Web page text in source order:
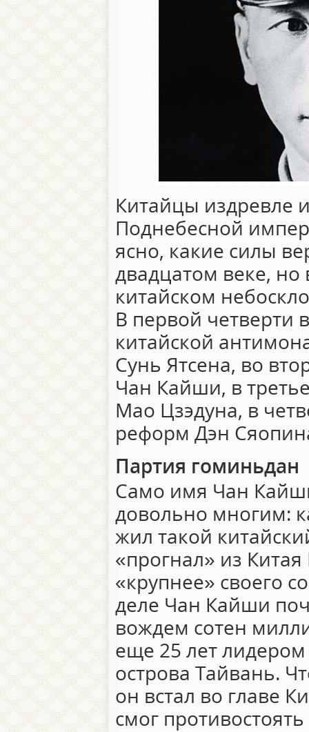
Китайцы издревле
Поднебесной
ясно, какие силы
двадцатом веке,
китайском
В первой четверти
китайской
Сунь Ятсена, во
Чан Кайши, в
Мао Цзэдуна, в
реформ Дэн
Партия гоминьдан
Само имя Чан
довольно многим:
жил такой
«прогнал» из
«крупнее» своего
деле Чан Кайши
вождем сотен
еще 25 лет
острова Тайвань.
он встал во главе
смог